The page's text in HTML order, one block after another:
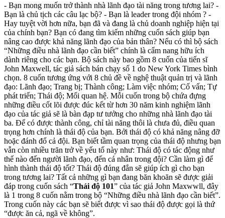
- Bạn mong muốn trở thành nhà lãnh đạo tài năng trong tương lai? -
Bạn là chủ tịch các câu lạc bộ? - Bạn là leader trong đội nhóm ? -
Hay tuyệt vời hơn nữa, bạn đã và đang là chủ doanh nghiệp hiện tại
của chính bạn? Bạn có đang tìm kiếm những cuốn sách giúp bạn
nâng cao được khả năng lãnh đạo của bản thân? Nếu có thì bộ sách
“Những điều nhà lãnh đạo cần biết” chính là cẩm nang hữu ích
dành riêng cho các bạn. Bộ sách này bao gồm 8 cuốn của tiến sĩ
John Maxwell, tác giả sách bán chạy số 1 do New York Times bình
chọn. 8 cuốn tương ứng với 8 chủ đề về nghệ thuật quản trị và lãnh
đạo: Lãnh đạo; Trang bị; Thành công; Làm việc nhóm; Cố vấn; Tự
phát triển; Thái độ; Mối quan hệ. Mỗi cuốn trong bộ chứa đựng
những điều cốt lõi được đúc kết từ hơn 30 năm kinh nghiệm lãnh
đạo của tác giả sẽ là bàn đạp tư tưởng cho những nhà lãnh đạo tài
ba. Để có được thành công, chỉ tài năng thôi là chưa đủ, điều quan
trọng hơn chính là thái độ của bạn. Bởi thái độ có khả năng nâng đỡ
hoặc đánh đổ cả đội. Bạn biết tầm quan trọng của thái độ nhưng bạn
vẫn còn nhiều trăn trở về yếu tố này như: Thái độ có tác động như
thế nào đến người lãnh đạo, đến cá nhân trong đội? Cần làm gì để
hình thành thái độ tốt? Thái độ đúng đắn sẽ giúp ích gì cho bạn
trong tương lai? Tất cả những gì bạn đang băn khoăn sẽ được giải
đáp trong cuốn sách “Thái độ 101” của tác giả John Maxwwll, đây
là 1 trong 8 cuốn nằm trong bộ “Những điều nhà lãnh đạo cần biết”.
Trong cuốn này các bạn sẽ biết được vì sao thái độ được gọi là thứ
“được ăn cả, ngã về không”.